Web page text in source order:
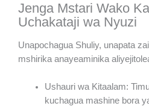
Jenga Mstari Wako
Uchakataji wa Nyuzi
Unapochagua Shuliy, unapata
mshirika anayeaminika
Ushauri wa Kitaalam:
kuchagua mashine bora